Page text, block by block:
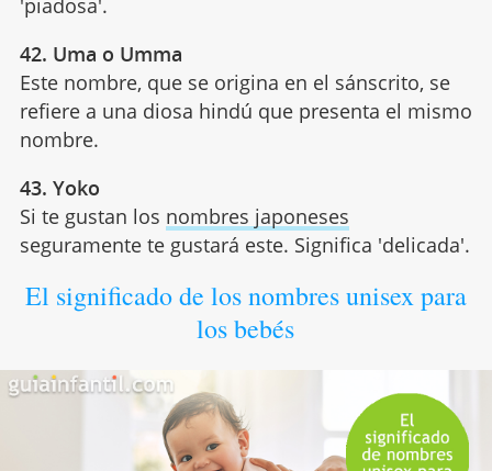
'piadosa'.
42. Uma o Umma
Este nombre, que se origina en el sánscrito, se
refiere a una diosa hindú que presenta el mismo
nombre.
43. Yoko
Si te gustan los nombres japoneses
seguramente te gustará este. Significa 'delicada'.
El significado de los nombres unisex para
los bebés